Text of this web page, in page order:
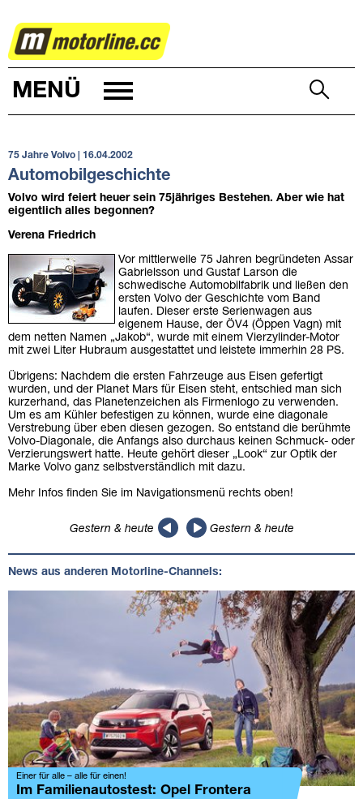
AUTOWELT
MENÜ
75 Jahre Volvo | 16.04.2002
Automobilgeschichte
Volvo wird feiert heuer sein 75jähriges Bestehen. Aber wie hat
eigentlich alles begonnen?
Verena Friedrich
Vor mittlerweile 75 Jahren begründeten Assar
Gabrielsson und Gustaf Larson die
schwedische Automobilfabrik und ließen den
ersten Volvo der Geschichte vom Band
laufen. Dieser erste Serienwagen aus
eigenem Hause, der ÖV4 (Öppen Vagn) mit
dem netten Namen „Jakob“, wurde mit einem Vierzylinder-Motor
mit zwei Liter Hubraum ausgestattet und leistete immerhin 28 PS.
Übrigens: Nachdem die ersten Fahrzeuge aus Eisen gefertigt
wurden, und der Planet Mars für Eisen steht, entschied man sich
kurzerhand, das Planetenzeichen als Firmenlogo zu verwenden.
Um es am Kühler befestigen zu können, wurde eine diagonale
Verstrebung über eben diesen gezogen. So entstand die berühmte
Volvo-Diagonale, die Anfangs also durchaus keinen Schmuck- oder
Verzierungswert hatte. Heute gehört dieser „Look“ zur Optik der
Marke Volvo ganz selbstverständlich mit dazu.
Mehr Infos finden Sie im Navigationsmenü rechts oben!
Gestern & heute Gestern & heute
News aus anderen Motorline-Channels:
Einer für alle – alle für einen!
Im Familienautostest: Opel Frontera